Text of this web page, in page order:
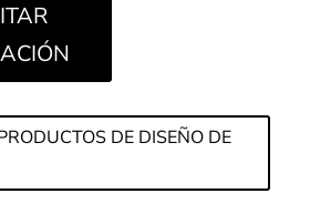
DE DISEÑO DE